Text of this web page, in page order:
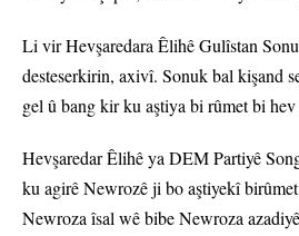
Li vir Hevşaredara Êlihê Gulîstan
desteserkirin, axivî. Sonuk bal kişand
gel û bang kir ku aştiya bi rûmet bi
Hevşaredar Êlihê ya DEM Partiyê
ku agirê Newrozê ji bo aştiyekî
Newroza îsal wê bibe Newroza